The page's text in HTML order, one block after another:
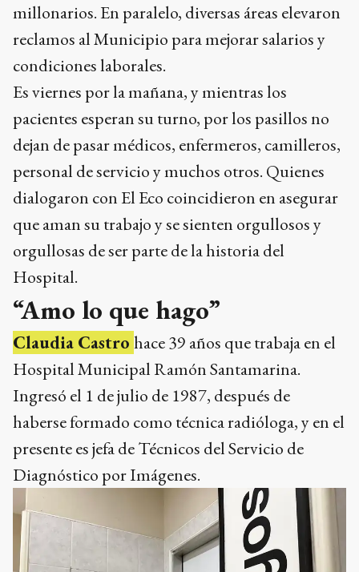
millonarios. En paralelo, diversas áreas elevaron
reclamos al Municipio para mejorar salarios y
condiciones laborales.
Es viernes por la mañana, y mientras los
pacientes esperan su turno, por los pasillos no
dejan de pasar médicos, enfermeros, camilleros,
personal de servicio y muchos otros. Quienes
dialogaron con El Eco coincidieron en asegurar
que aman su trabajo y se sienten orgullosos y
orgullosas de ser parte de la historia del
Hospital.
“Amo lo que hago”
Claudia Castro hace 39 años que trabaja en el
Hospital Municipal Ramón Santamarina.
Ingresó el 1 de julio de 1987, después de
haberse formado como técnica radióloga, y en el
presente es jefa de Técnicos del Servicio de
Diagnóstico por Imágenes.